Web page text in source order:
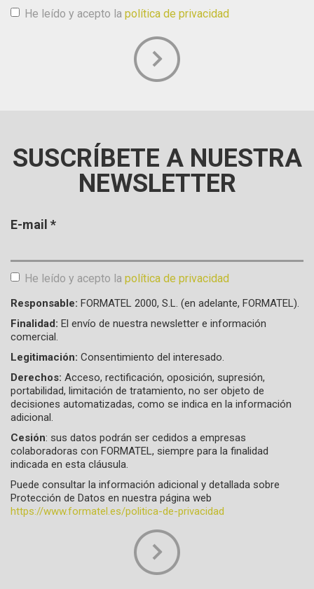
He leído y acepto la política de privacidad
Aceptación de condiciones
SUSCRÍBETE A NUESTRA
NEWSLETTER
E-mail *
He leído y acepto la política de privacidad
Aceptación de condiciones
Responsable: FORMATEL 2000, S.L. (en adelante, FORMATEL).
Finalidad: El envío de nuestra newsletter e información
comercial.
Legitimación: Consentimiento del interesado.
Derechos: Acceso, rectificación, oposición, supresión,
portabilidad, limitación de tratamiento, no ser objeto de
decisiones automatizadas, como se indica en la información
adicional.
Cesión: sus datos podrán ser cedidos a empresas
colaboradoras con FORMATEL, siempre para la finalidad
indicada en esta cláusula.
Puede consultar la información adicional y detallada sobre
Protección de Datos en nuestra página web
https://www.formatel.es/politica-de-privacidad